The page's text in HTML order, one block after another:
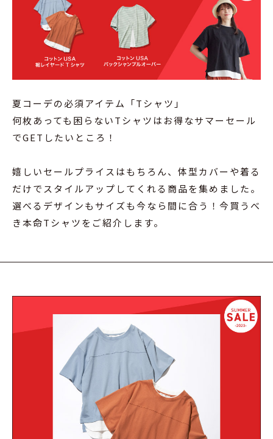
夏コーデの必須アイテム「Tシャツ」
何枚あっても困らないTシャツはお得なサマーセール
でGETしたいところ！
嬉しいセールプライスはもちろん、体型カバーや着る
だけでスタイルアップしてくれる商品を集めました。
選べるデザインもサイズも今なら間に合う！今買うべ
き本命Tシャツをご紹介します。